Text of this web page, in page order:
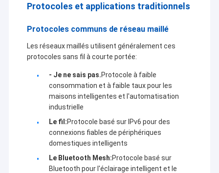
Protocoles et applications traditionnels
Protocoles communs de réseau maillé
Les réseaux maillés utilisent généralement ces
protocoles sans fil à courte portée:
- Je ne sais pas.Protocole à faible
consommation et à faible taux pour les
maisons intelligentes et l'automatisation
industrielle
Le fil:Protocole basé sur IPv6 pour des
connexions fiables de périphériques
domestiques intelligents
Le Bluetooth Mesh:Protocole basé sur
Bluetooth pour l'éclairage intelligent et le